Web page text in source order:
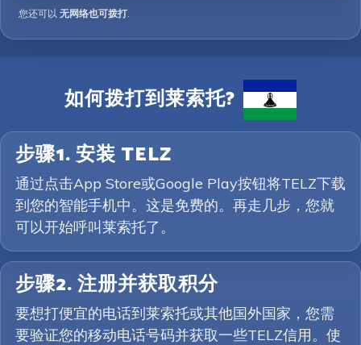
您还可以 无网络也可拨打.
如何拨打到莱索托?
步骤1. 安装 TELZ
通过点击App Store或Google Play按钮将TELZ下载
到您的智能手机中。这是免费的。再走几步，您就
可以开始呼叫莱索托了。
步骤2. 注册并获取积分
要想打便宜的电话到莱索托或其他国外国家，您需
要验证您的移动电话号码并获取一些TELZ信用。使